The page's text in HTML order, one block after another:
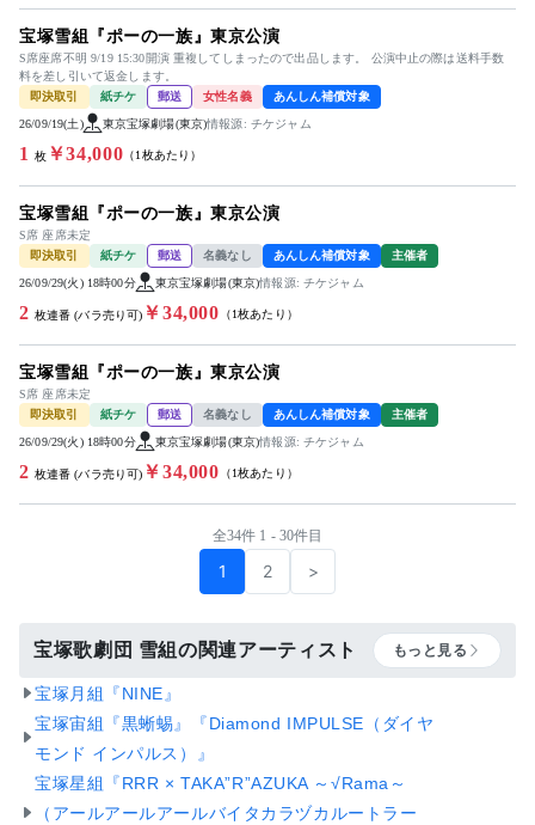
宝塚雪組『ポーの一族』東京公演
S席座席不明 9/19 15:30開演 重複してしまったので出品します。 公演中止の際は送料手数
料を差し引いて返金します。
即決取引
紙チケ 郵送 女性名義 あんしん補償対象
26/09/19(土) 東京宝塚劇場(東京)情報源: チケジャム
1 枚￥34,000 （1枚あたり）
宝塚雪組『ポーの一族』東京公演
S席 座席未定
即決取引
紙チケ 郵送 名義なし あんしん補償対象 主催者
26/09/29(火) 18時00分 東京宝塚劇場(東京)情報源: チケジャム
2 枚連番 (バラ売り可) ￥34,000 （1枚あたり）
宝塚雪組『ポーの一族』東京公演
S席 座席未定
即決取引
紙チケ 郵送 名義なし あんしん補償対象 主催者
26/09/29(火) 18時00分 東京宝塚劇場(東京)情報源: チケジャム
2 枚連番 (バラ売り可) ￥34,000 （1枚あたり）
全34件 1 - 30件目
1 2 >
宝塚歌劇団 雪組の関連アーティスト もっと見る
宝塚月組『NINE』
宝塚宙組『黒蜥蜴』『Diamond IMPULSE（ダイヤ
モンド インパルス）』
宝塚星組『RRR × TAKA”R”AZUKA ～√Rama～
（アールアールアールバイタカラヅカルートラー